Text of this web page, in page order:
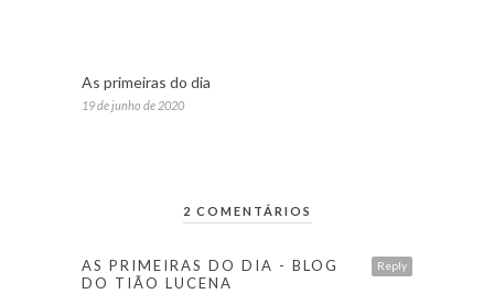
As primeiras do dia
19 de junho de 2020
2 COMENTÁRIOS
Reply
AS PRIMEIRAS DO DIA - BLOG
DO TIÃO LUCENA